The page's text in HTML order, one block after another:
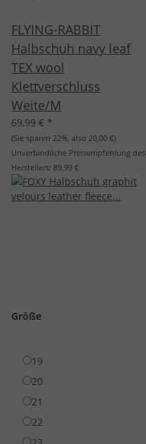
FLYING-RABBIT
Halbschuh navy leaf
TEX wool
Klettverschluss
Weite/M
69,99 € *
(Sie sparen 22%, also 20,00 €)
Unverbindliche Preisempfehlung des
Herstellers: 89,99 €
Größe
19
20
21
22